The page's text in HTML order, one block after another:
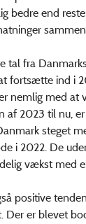
bedre end
tal fra
fortsætte ind i
nemlig med at
af 2023 til nu,
steget
i 2022. De
vækst med
positive
Der er blevet